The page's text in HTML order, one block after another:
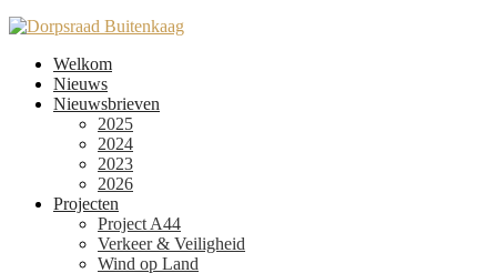
Welkom
Nieuws
Nieuwsbrieven
2025
2024
2023
2026
Projecten
Project A44
Verkeer & Veiligheid
Wind op Land